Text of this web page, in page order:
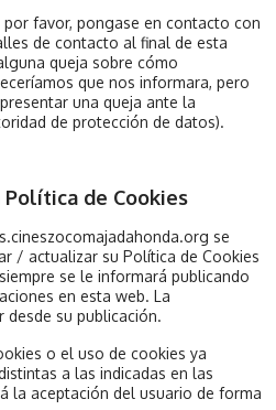
favor, pongase en contacto con
de contacto al final de esta
queja sobre cómo
que nos informara, pero
una queja ante la
de protección de datos).
de Cookies
se
/ actualizar su Política de Cookies
se le informará publicando
en esta web. La
desde su publicación.
o el uso de cookies ya
a las indicadas en las
la aceptación del usuario de forma